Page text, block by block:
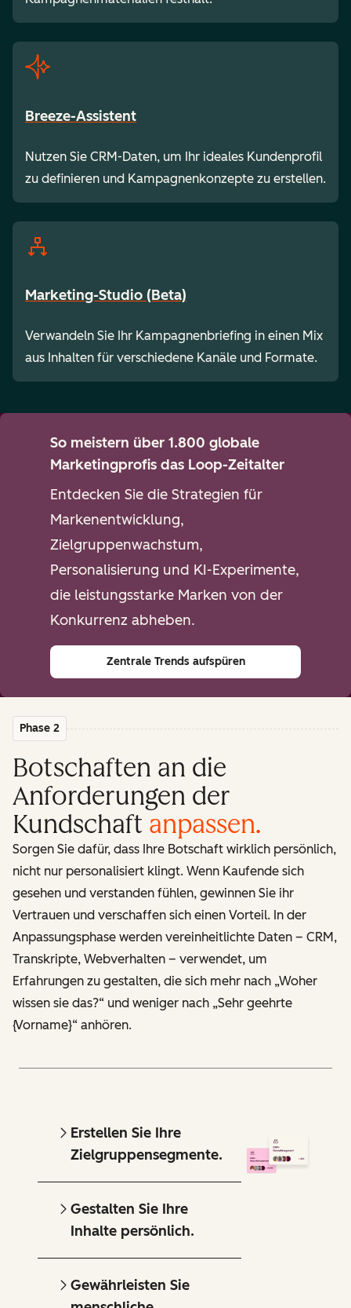
Breeze-Assistent
Nutzen Sie CRM-Daten, um Ihr ideales Kundenprofil
zu definieren und Kampagnenkonzepte zu erstellen.
Marketing-Studio (Beta)
Verwandeln Sie Ihr Kampagnenbriefing in einen Mix
aus Inhalten für verschiedene Kanäle und Formate.
So meistern über 1.800 globale
Marketingprofis das Loop-Zeitalter
Entdecken Sie die Strategien für
Markenentwicklung,
Zielgruppenwachstum,
Personalisierung und KI-Experimente,
die leistungsstarke Marken von der
Konkurrenz abheben.
Zentrale Trends aufspüren
Phase 2
Botschaften an die
Anforderungen der
Kundschaft anpassen.
Sorgen Sie dafür, dass Ihre Botschaft wirklich persönlich,
nicht nur personalisiert klingt. Wenn Kaufende sich
gesehen und verstanden fühlen, gewinnen Sie ihr
Vertrauen und verschaffen sich einen Vorteil. In der
Anpassungsphase werden vereinheitlichte Daten – CRM,
Transkripte, Webverhalten – verwendet, um
Erfahrungen zu gestalten, die sich mehr nach „Woher
wissen sie das?“ und weniger nach „Sehr geehrte
{Vorname}“ anhören.
Erstellen Sie Ihre
Zielgruppensegmente.
Gestalten Sie Ihre
Inhalte persönlich.
Gewährleisten Sie